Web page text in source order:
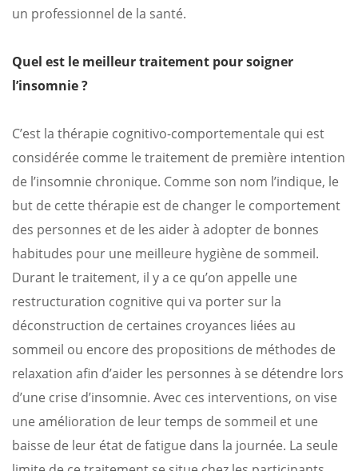
un professionnel de la santé.
Quel est le meilleur traitement pour soigner
l’insomnie ?
C’est la thérapie cognitivo-comportementale qui est
considérée comme le traitement de première intention
de l’insomnie chronique. Comme son nom l’indique, le
but de cette thérapie est de changer le comportement
des personnes et de les aider à adopter de bonnes
habitudes pour une meilleure hygiène de sommeil.
Durant le traitement, il y a ce qu’on appelle une
restructuration cognitive qui va porter sur la
déconstruction de certaines croyances liées au
sommeil ou encore des propositions de méthodes de
relaxation afin d’aider les personnes à se détendre lors
d’une crise d’insomnie. Avec ces interventions, on vise
une amélioration de leur temps de sommeil et une
baisse de leur état de fatigue dans la journée. La seule